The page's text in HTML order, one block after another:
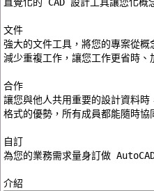
直覺化的 CAD 設計工具讓您化
文件
強大的文件工具，將您的專案從
減少重複工作，讓您工作更省時、
合作
讓您與他人共用重要的設計資料時
格式的優勢，所有成員都能隨時協
自訂
為您的業務需求量身訂做